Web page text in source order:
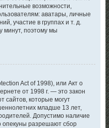
возможности,
аватары, личные
участие в группах и т. д.
минут, поэтому мы
Act of 1998), или Акт о
от 1998 г. — это закон
которые могут
младше 13 лет,
Допустимо наличие
опекуны разрешают сбор